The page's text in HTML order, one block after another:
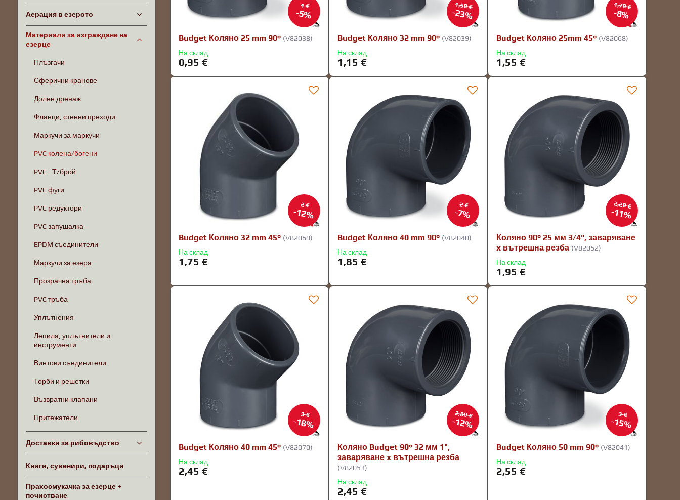
1 €
5%
Budget Коляно 25 mm 90° (V82038)
На склад
0,95 €
1,50 €
23%
Budget Коляно 32 mm 90° (V82039)
На склад
1,15 €
1,70 €
8%
Budget Коляно 25mm 45° (V82068)
На склад
1,55 €
2 €
12%
Budget Коляно 32 mm 45° (V82069)
На склад
1,75 €
2 €
7%
Budget Коляно 40 mm 90° (V82040)
На склад
1,85 €
2,20 €
11%
Коляно 90° 25 мм 3/4", заваряване
x вътрешна резба (V82052)
На склад
1,95 €
3 €
18%
Budget Коляно 40 mm 45° (V82070)
На склад
2,45 €
2,80 €
12%
Коляно Budget 90° 32 мм 1",
заваряване x вътрешна резба
(V82053)
На склад
2,45 €
3 €
15%
Budget Коляно 50 mm 90° (V82041)
На склад
2,55 €
Аерация в езерото
Материали за изграждане на
езерце
Плъзгачи
Сферични кранове
Долен дренаж
Фланци, стенни преходи
Маркучи за маркучи
PVC колена/богени
PVC - Т/брой
PVC фуги
PVC редуктори
PVC запушалка
EPDM съединители
Маркучи за езера
Прозрачна тръба
PVC тръба
Уплътнения
Лепила, уплътнители и
инструменти
Винтови съединители
Торби и решетки
Възвратни клапани
Притежатели
Доставки за рибовъдство
Книги, сувенири, подаръци
Прахосмукачка за езерце +
почистване